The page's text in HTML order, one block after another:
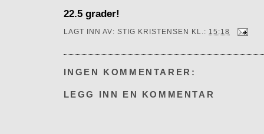
22.5 grader!
LAGT INN AV: STIG KRISTENSEN KL.: 15:18
INGEN KOMMENTARER:
LEGG INN EN KOMMENTAR